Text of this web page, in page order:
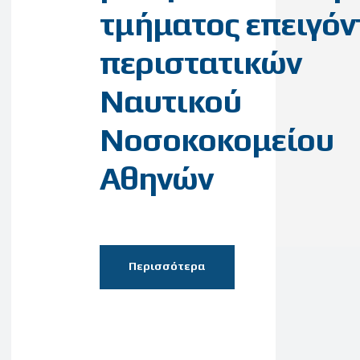
τμήματος
περιστατικών
Ναυτικού
Νοσοκοκομείου
Αθηνών
Περισσότερα